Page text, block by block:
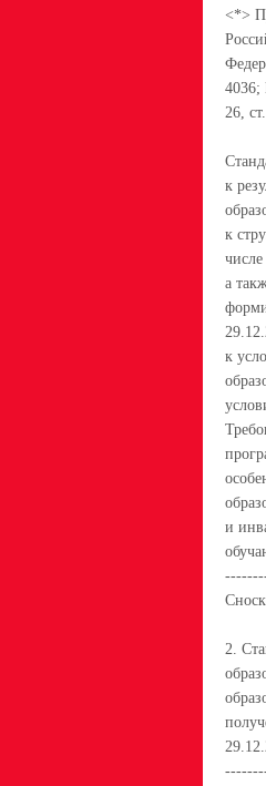
<*>
4036;
26,
к
к
а
к
и
2.